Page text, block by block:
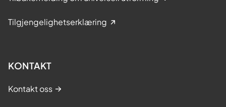
Tilgjengelighetserklæring
KONTAKT
Kontakt oss